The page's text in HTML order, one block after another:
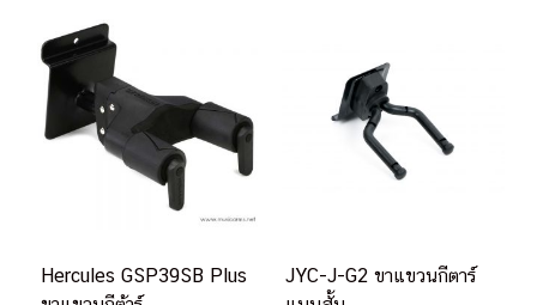
Hercules GSP39SB Plus
JYC-J-G2 ขาแขวนกีตาร์